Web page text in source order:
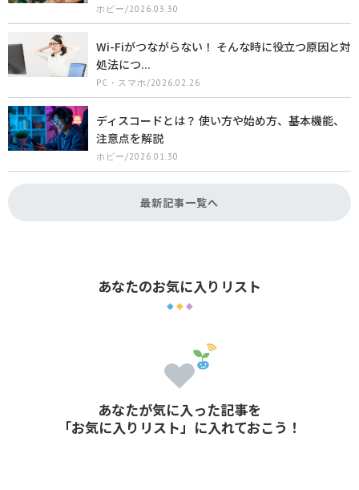
ホビー/2026.03.30
Wi-Fiがつながらない！ そんな時に役立つ原因と対
処法につ...
PC・スマホ/2026.02.26
ディスコードとは？ 使い方や始め方、基本機能、
注意点を解説
ホビー/2026.01.30
最新記事一覧へ
あなたのお気に入りリスト
あなたが気に入った記事を
「お気に入りリスト」に入れておこう！